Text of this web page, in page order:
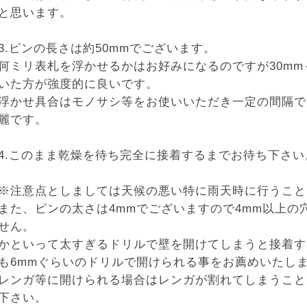
思います。
ピンの長さは約50mmでございます。
ミリ表札を浮かせるかはお好みになるのですが
た方が強度的に良いです。
かせ具合はモノサシ等をお使いいただき一定の間隔
です。
このまま乾燥を待ち完全に接着するまでお待ち下さ
注意点としましては天候の悪い特に雨天時に行うこ
た、ピンの太さは4mmでございますので4mm以上の
ん。
といって太すぎるドリルで壁を開けてしまうと接着
6mmぐらいのドリルで開けられる事をお薦めいたし
ンガ等に開けられる場合はレンガが割れてしまうこ
さい。